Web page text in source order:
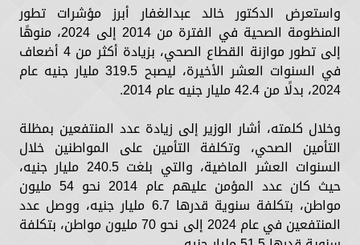
واستعرض الدكتور خالد عبدالغفار أبرز مؤشرات تطور
المنظومة الصحية في الفترة من 2014 إلى 2024، منوهًا
إلى تطور موازنة القطاع الصحي، بزيادة أكثر من 4 أضعاف
في السنوات العشر الأخيرة، ليصبح 319.5 مليار جنيه عام
2024، بدلًا من 42.4 مليار جنيه عام 2014.
وخلال كلمته، أشار الوزير إلى زيادة عدد المنتفعين بمظلة
التأمين الصحي، وتكلفة التأمين على المواطنين خلال
السنوات العشر الماضية، والتي بلغت 240.5 مليار جنيه،
حيث كان عدد المؤمن عليهم عام 2014 نحو 54 مليون
مواطن، بتكلفة سنوية قدرها 6.7 مليار جنيه، ووصل عدد
المنتفعين في عام 2024 إلى نحو 70 مليون مواطن، بتكلفة